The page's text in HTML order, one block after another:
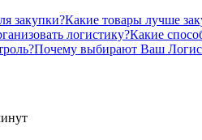
закупки?Какие товары лучше
логистику?Какие
Почему выбирают Ваш